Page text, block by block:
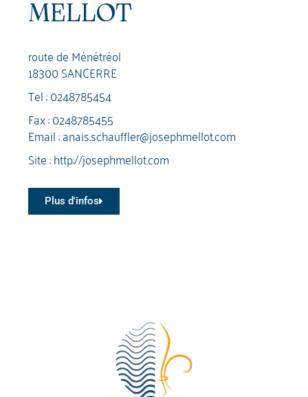
MELLOT
route de Ménétréol
18300 SANCERRE
Tel :0248785454
Fax : 0248785455
Email :anais.schauffler@josephmellot.com
Site :http://josephmellot.com
Plus d'infos